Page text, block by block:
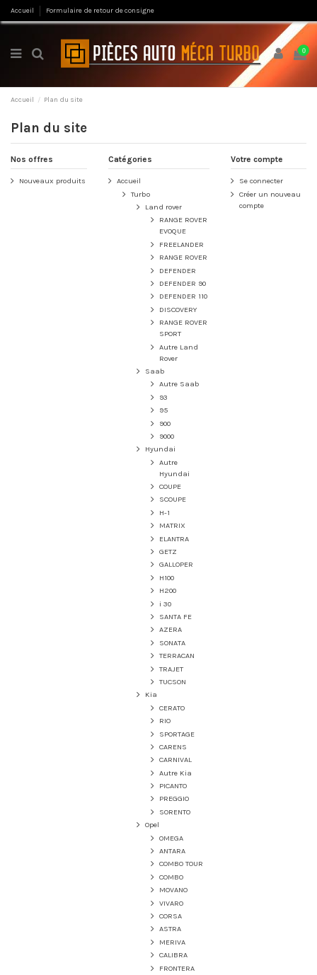
Accueil Formulaire de retour de consigne
0
Accueil Plan du site
Plan du site
Nos offres
Nouveaux produits
Catégories
Accueil
Turbo
Land rover
RANGE ROVER
EVOQUE
FREELANDER
RANGE ROVER
DEFENDER
DEFENDER 90
DEFENDER 110
DISCOVERY
RANGE ROVER
SPORT
Autre Land
Rover
Saab
Autre Saab
93
95
900
9000
Hyundai
Autre
Hyundai
COUPE
SCOUPE
H-1
MATRIX
ELANTRA
GETZ
GALLOPER
H100
H200
i 30
SANTA FE
AZERA
SONATA
TERRACAN
TRAJET
TUCSON
Kia
CERATO
RIO
SPORTAGE
CARENS
CARNIVAL
Autre Kia
PICANTO
PREGGIO
SORENTO
Opel
OMEGA
ANTARA
COMBO TOUR
COMBO
MOVANO
VIVARO
CORSA
ASTRA
MERIVA
CALIBRA
FRONTERA
Votre compte
Se connecter
Créer un nouveau
compte